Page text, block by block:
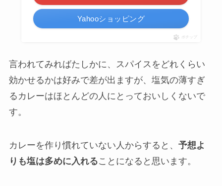
Yahooショッピング
ポチップ
言われてみればたしかに、スパイスをどれくらい
効かせるかは好みで差が出ますが、塩気の薄すぎ
るカレーはほとんどの人にとっておいしくないで
す。
カレーを作り慣れていない人からすると、 予想よ
りも塩は多めに入れることになると思います。